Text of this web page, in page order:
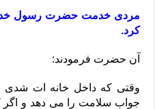
مردى خدمت حضرت رسول
کرد.
آن حضرت فرمودند:
وقتى که داخل خانه ات شدى
جواب سلامت را مى دهد و اگر